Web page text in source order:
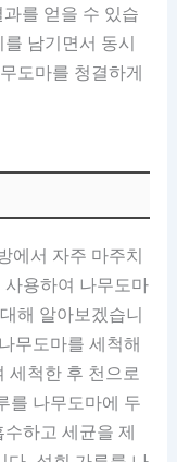
를 얻을 수 있습
남기면서 동시
도마를 청결하게
에서 자주 마주치
용하여 나무도마
해 알아보겠습니
무도마를 세척해
세척한 후 천으로
를 나무도마에 두
하고 세균을 제